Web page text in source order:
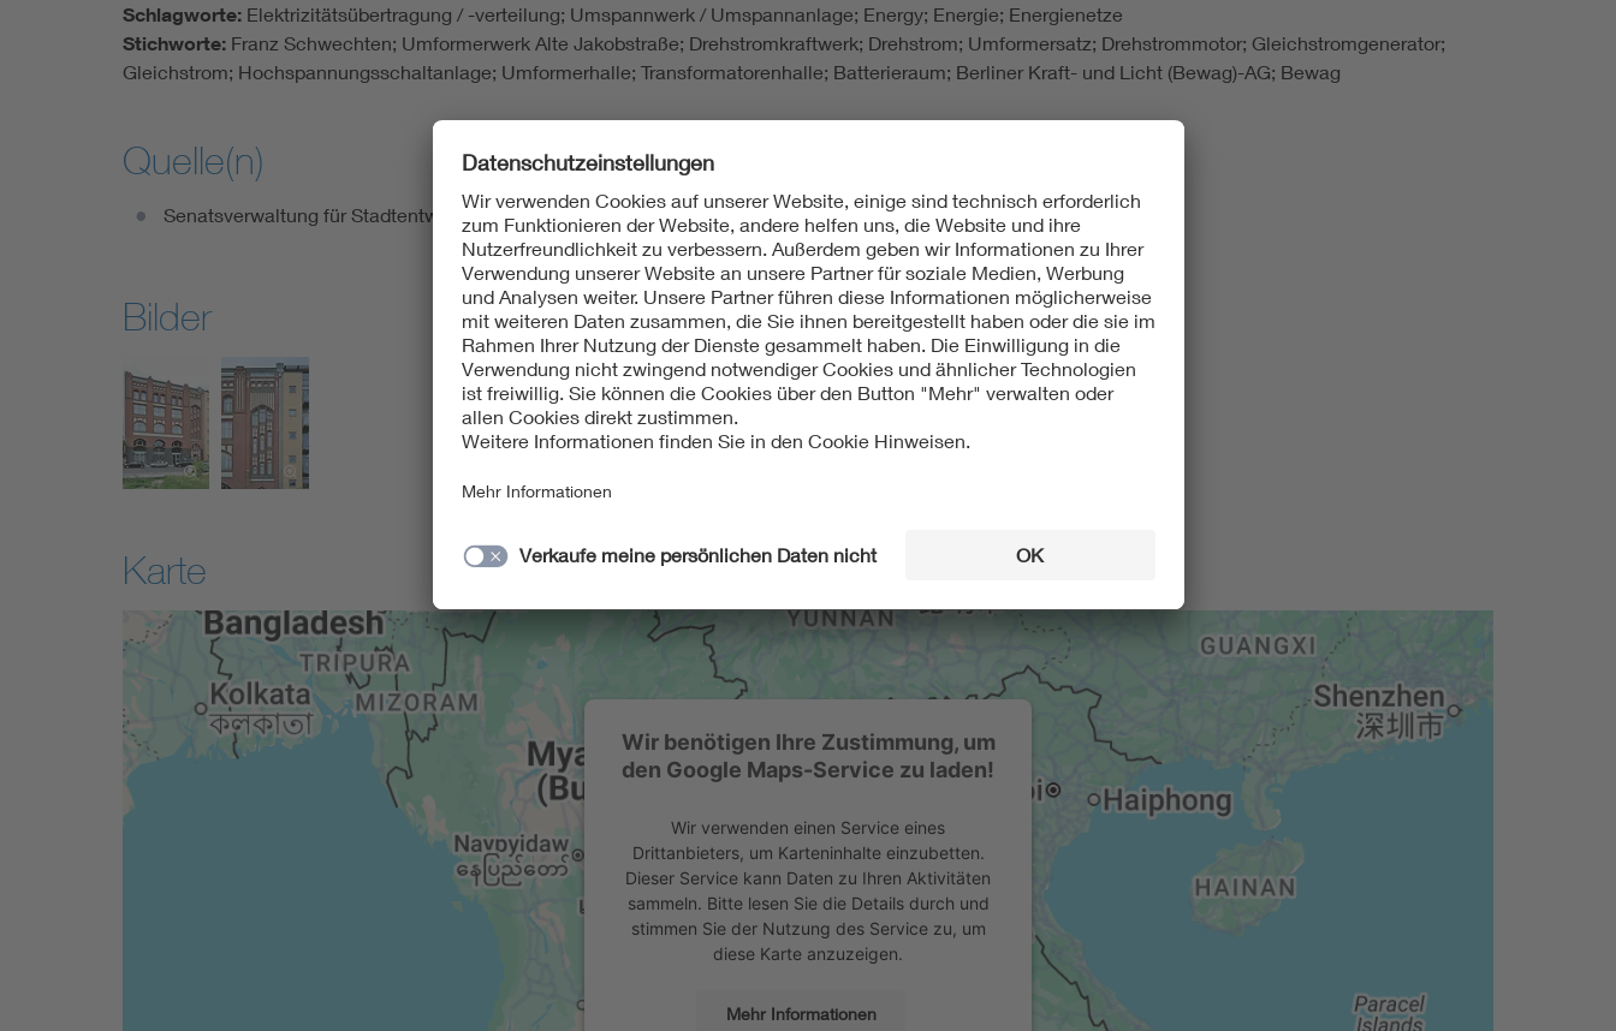
Schlagworte: Elektrizitätsübertragung / -verteilung; Umspannwerk / Umspannanlage; Energy; Energie; Energienetze
Stichworte: Franz Schwechten; Umformerwerk Alte Jakobstraße; Drehstromkraftwerk; Drehstrom; Umformersatz; Drehstrommotor; Gleichstromgenerator;
Gleichstrom; Hochspannungsschaltanlage; Umformerhalle; Transformatorenhalle; Batterieraum; Berliner Kraft- und Licht (Bewag)-AG; Bewag
Quelle(n)
Senatsverwaltung für Stadtentwicklung und Umwelt, Denkmaldatenbank, Eintrag Nr. 09035405
Bilder
Karte
Wir benötigen Ihre Zustimmung, um
den Google Maps-Service zu laden!
Wir verwenden einen Service eines
Drittanbieters, um Karteninhalte einzubetten.
Dieser Service kann Daten zu Ihren Aktivitäten
sammeln. Bitte lesen Sie die Details durch und
stimmen Sie der Nutzung des Service zu, um
diese Karte anzuzeigen.
Mehr Informationen